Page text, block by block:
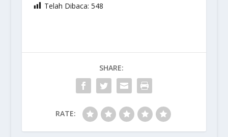
Telah Dibaca: 548
SHARE:
RATE: